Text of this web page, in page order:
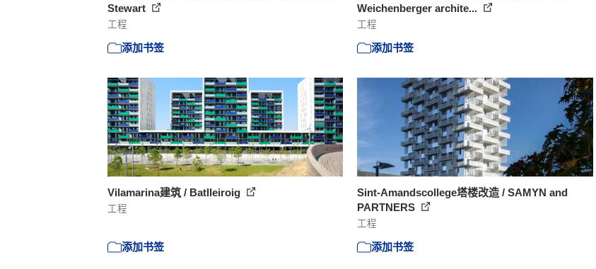
Stewart
工程
添加书签
Weichenberger archite...
工程
添加书签
Vilamarina建筑 / Batlleiroig
工程
添加书签
Sint-Amandscollege塔楼改造 / SAMYN and
PARTNERS
工程
添加书签